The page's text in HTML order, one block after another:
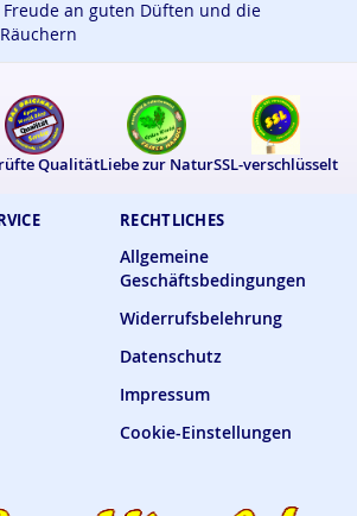
RECHTLICHES
Allgemeine
Geschäftsbedingungen
Widerrufsbelehrung
Datenschutz
Impressum
Cookie-Einstellungen
an guten Düften und die
QualitätLiebe zur NaturSSL-verschlüsselt